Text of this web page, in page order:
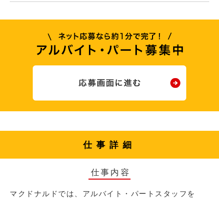
仕事詳細
仕事内容
マクドナルドでは、アルバイト・パートスタッフを